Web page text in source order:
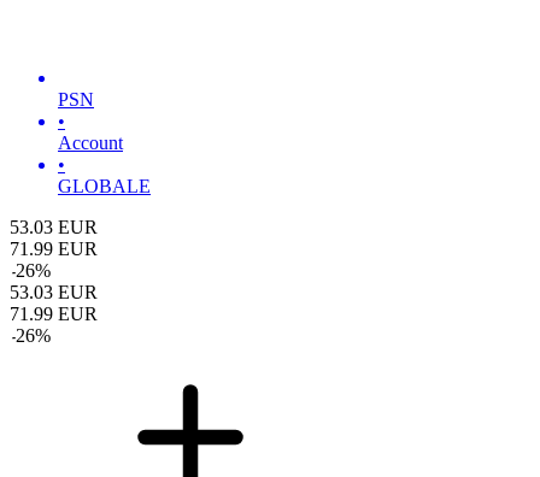
PSN
•
Account
•
GLOBALE
53.03 EUR
71.99 EUR
-26%
53.03 EUR
71.99 EUR
-26%